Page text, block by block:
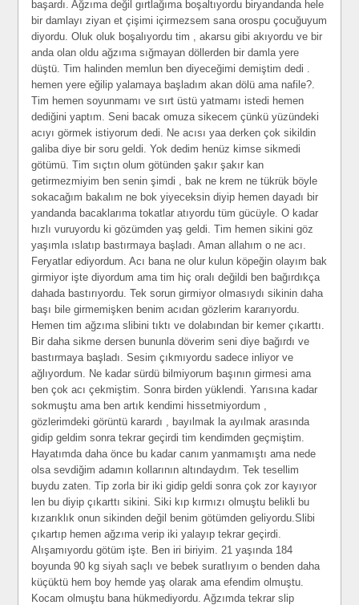
başardı. Ağzıma değil gırtlağıma boşaltıyordu biryandanda hele
bir damlayı ziyan et çişimi içirmezsem sana orospu çocuğuyum
diyordu. Oluk oluk boşalıyordu tim , akarsu gibi akıyordu ve bir
anda olan oldu ağzıma sığmayan döllerden bir damla yere
düştü. Tim halinden memlun ben diyeceğimi demiştim dedi .
hemen yere eğilip yalamaya başladım akan dölü ama nafile?.
Tim hemen soyunmamı ve sırt üstü yatmamı istedi hemen
dediğini yaptım. Seni bacak omuza sikecem çünkü yüzündeki
acıyı görmek istiyorum dedi. Ne acısı yaa derken çok sikildin
galiba diye bir soru geldi. Yok dedim henüz kimse sikmedi
götümü. Tim sıçtın olum götünden şakır şakır kan
getirmezmiyim ben senin şimdi , bak ne krem ne tükrük böyle
sokacağım bakalım ne bok yiyeceksin diyip hemen dayadı bir
yandanda bacaklarıma tokatlar atıyordu tüm gücüyle. O kadar
hızlı vuruyordu ki gözümden yaş geldi. Tim hemen sikini göz
yaşımla ıslatıp bastırmaya başladı. Aman allahım o ne acı.
Feryatlar ediyordum. Acı bana ne olur kulun köpeğin olayım bak
girmiyor işte diyordum ama tim hiç oralı değildi ben bağırdıkça
dahada bastırıyordu. Tek sorun girmiyor olmasıydı sikinin daha
başı bile girmemişken benim acıdan gözlerim kararıyordu.
Hemen tim ağzıma slibini tıktı ve dolabından bir kemer çıkarttı.
Bir daha sikme dersen bununla döverim seni diye bağırdı ve
bastırmaya başladı. Sesim çıkmıyordu sadece inliyor ve
ağlıyordum. Ne kadar sürdü bilmiyorum başının girmesi ama
ben çok acı çekmiştim. Sonra birden yüklendi. Yarısına kadar
sokmuştu ama ben artık kendimi hissetmiyordum ,
gözlerimdeki görüntü karardı , bayılmak la ayılmak arasında
gidip geldim sonra tekrar geçirdi tim kendimden geçmiştim.
Hayatımda daha önce bu kadar canım yanmamıştı ama nede
olsa sevdiğim adamın kollarının altındaydım. Tek tesellim
buydu zaten. Tip zorla bir iki gidip geldi sonra çok zor kayıyor
len bu diyip çıkarttı sikini. Siki kıp kırmızı olmuştu belikli bu
kızarıklık onun sikinden değil benim götümden geliyordu.Slibi
çıkartıp hemen ağzıma verip iki yalayıp tekrar geçirdi.
Alışamıyordu götüm işte. Ben iri biriyim. 21 yaşında 184
boyunda 90 kg siyah saçlı ve bebek suratlıyım o benden daha
küçüktü hem boy hemde yaş olarak ama efendim olmuştu.
Kocam olmuştu bana hükmediyordu. Ağzımda tekrar slip